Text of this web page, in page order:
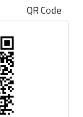
QR Code